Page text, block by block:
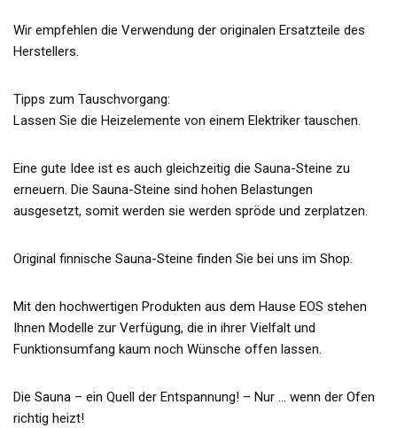
Wir empfehlen die Verwendung der originalen Ersatzteile des
Herstellers.
Tipps zum Tauschvorgang:
Lassen Sie die Heizelemente von einem Elektriker tauschen.
Eine gute Idee ist es auch gleichzeitig die Sauna-Steine zu
erneuern. Die Sauna-Steine sind hohen Belastungen
ausgesetzt, somit werden sie werden spröde und zerplatzen.
Original finnische Sauna-Steine finden Sie bei uns im Shop.
Mit den hochwertigen Produkten aus dem Hause EOS stehen
Ihnen Modelle zur Verfügung, die in ihrer Vielfalt und
Funktionsumfang kaum noch Wünsche offen lassen.
Die Sauna – ein Quell der Entspannung! – Nur … wenn der Ofen
richtig heizt!